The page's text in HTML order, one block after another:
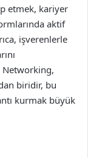
etmek, kariyer
aktif
işverenlerle
Networking,
biridir, bu
kurmak büyük